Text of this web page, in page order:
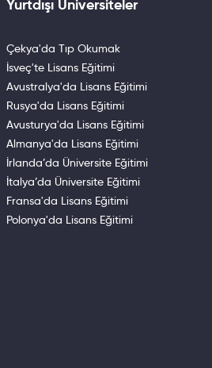
Yurtdışı Üniversiteler
Çekya'da Tıp Okumak
İsveç'te Lisans Eğitimi
Avustralya'da Lisans Eğitimi
Rusya'da Lisans Eğitimi
Avusturya'da Lisans Eğitimi
Almanya'da Lisans Eğitimi
İrlanda’da Üniversite Eğitimi
İtalya’da Üniversite Eğitimi
Fransa'da Lisans Eğitimi
Polonya'da Lisans Eğitimi